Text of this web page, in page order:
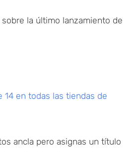
la último lanzamiento de
14 en todas las tiendas de
ancla pero asignas un título